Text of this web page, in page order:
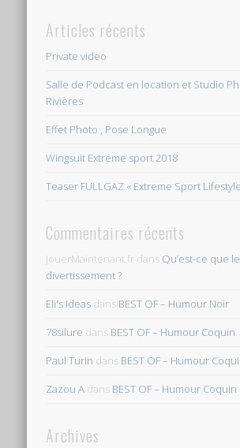
Articles récents
Private video
Salle de Podcast en location et Studio
Rivières
Effet Photo , Pose Longue
Wingsuit Extreme sport 2018
Teaser FULLGAZ « Extreme Sport
Commentaires récents
JouerMaintenant.fr dans Qu’est-ce que le
divertissement ?
Eli's Ideas dans BEST OF – Humour Noir
78silure dans BEST OF – Humour Coquin
Paul Turin dans BEST OF – Humour
Zazou A dans BEST OF – Humour Coquin
Archives